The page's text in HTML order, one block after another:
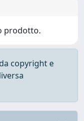
prodotto.
copyright e